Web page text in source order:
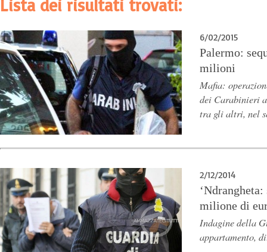
Lista dei risultati trovati:
6/02/2015
Palermo:
milioni
Mafia:
dei Carabinieri
tra gli altri, nel
2/12/2014
milione di
Indagine della
appartamento,